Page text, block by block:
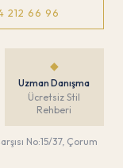
212 66 96
◆
Uzman Danışma
Ücretsiz Stil
Rehberi
No:15/37, Çorum